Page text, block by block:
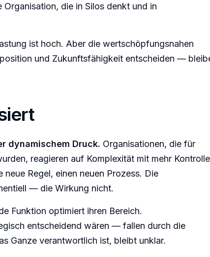
die in Silos denkt und in
ist hoch. Aber die wertschöpfungsnahen
und Zukunftsfähigkeit entscheiden —
dynamischem Druck. Organisationen, die für
reagieren auf Komplexität mit mehr
Regel, einen neuen Prozess. Die
— die Wirkung nicht.
Funktion optimiert ihren Bereich.
entscheidend wären — fallen durch die
Ganze verantwortlich ist, bleibt unklar.